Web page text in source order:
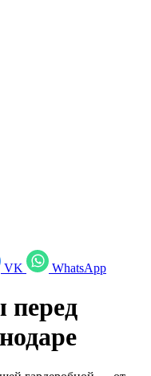
VK WhatsApp
перед